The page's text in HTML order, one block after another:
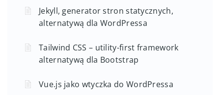
Jekyll, generator stron statycznych,
alternatywą dla WordPressa
Tailwind CSS – utility-first framework
alternatywą dla Bootstrap
Vue.js jako wtyczka do WordPressa